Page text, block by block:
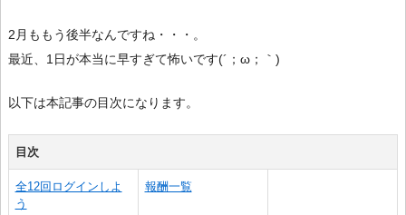
2月ももう後半なんですね・・・。
最近、1日が本当に早すぎて怖いです(´；ω；｀)
以下は本記事の目次になります。
目次
全12回ログインしよ
う
報酬一覧